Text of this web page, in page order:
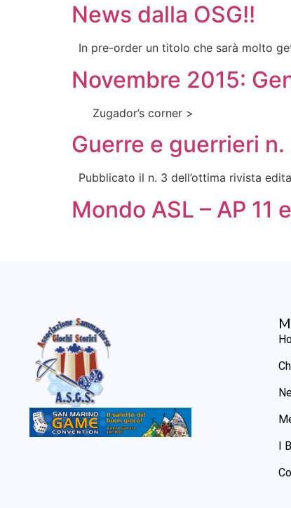
News dalla OSG!!
In pre-order un titolo che sarà molto
Novembre 2015:
Zugador’s corner >
Guerre e guerrieri n.
Pubblicato il n. 3 dell’ottima rivista
Mondo ASL – AP 11
I